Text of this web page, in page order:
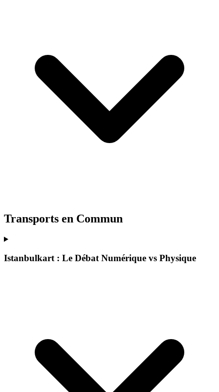
Transports en Commun
Istanbulkart : Le Débat Numérique vs Physique